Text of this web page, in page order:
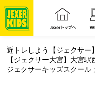
近トレしよう【ジェクサー】
【ジェクサー大宮】大宮
ジェクサーキッズスクール